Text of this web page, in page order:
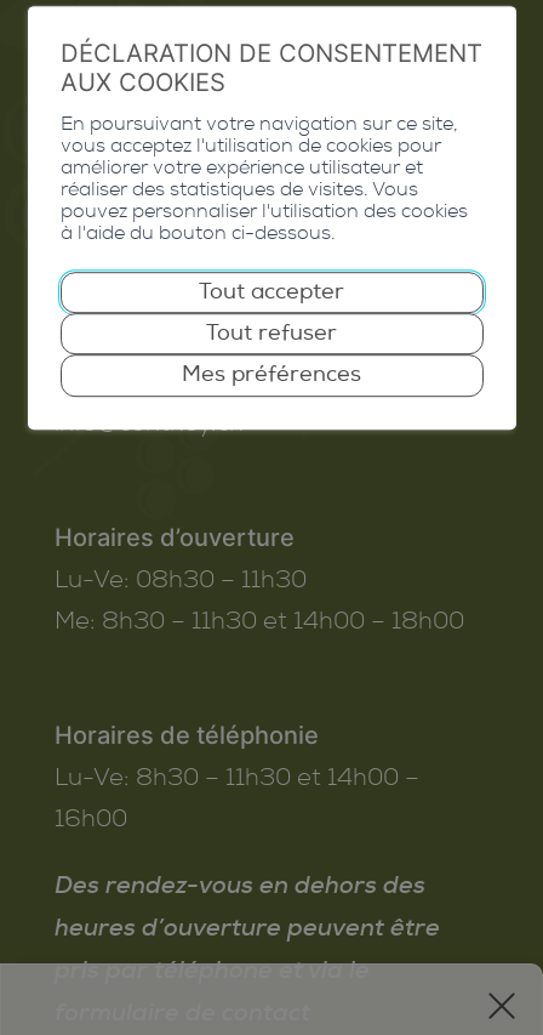
Contact
Extranet
Valais Excellence
Route de Savoie 54
1975
St-Séverin
T. 027 345 45 45
info@conthey.ch
Horaires d’ouverture
Lu-Ve: 08h30 – 11h30
Me: 8h30 – 11h30 et 14h00 – 18h00
Horaires de téléphonie
Lu-Ve: 8h30 – 11h30 et 14h00 –
16h00
Des rendez-vous en dehors des
heures d’ouverture peuvent être
pris par téléphone et via le
x
DÉCLARATION DE CONSENTEMENT
AUX COOKIES
En poursuivant votre navigation sur ce site,
vous acceptez l'utilisation de cookies pour
améliorer votre expérience utilisateur et
réaliser des statistiques de visites. Vous
pouvez personnaliser l'utilisation des cookies
à l'aide du bouton ci-dessous.
Tout accepter
Tout refuser
Mes préférences